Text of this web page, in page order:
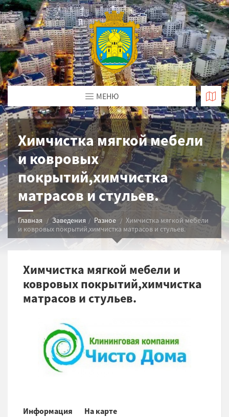
МЕНЮ
Химчистка мягкой мебели
и ковровых
покрытий,химчистка
матрасов и стульев.
Главная Заведения Разное
Химчистка мягкой мебели
и ковровых покрытий,химчистка матрасов и стульев.
Химчистка мягкой мебели и
ковровых покрытий,химчистка
матрасов и стульев.
Информация На карте